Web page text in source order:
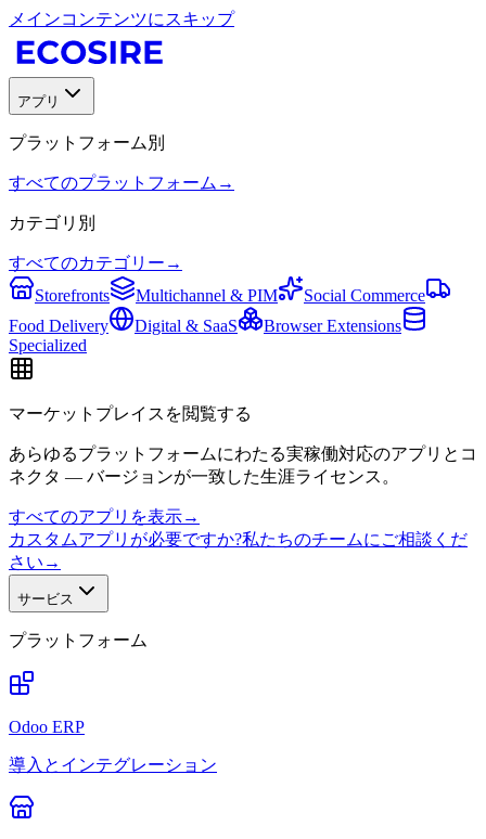
メインコンテンツにスキップ
アプリ
プラットフォーム別
すべてのプラットフォーム →
カテゴリ別
すべてのカテゴリー →
Storefronts
Multichannel & PIM
Social Commerce
Food Delivery
Digital & SaaS
Browser Extensions
Specialized
マーケットプレイスを閲覧する
あらゆるプラットフォームにわたる実稼働対応のアプリとコ
ネクタ — バージョンが一致した生涯ライセンス。
すべてのアプリを表示→
カスタムアプリが必要ですか?私たちのチームにご相談くだ
さい →
サービス
プラットフォーム
Odoo ERP
導入とインテグレーション